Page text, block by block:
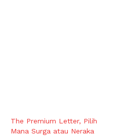
The Premium Letter, Pilih
Mana Surga atau Neraka